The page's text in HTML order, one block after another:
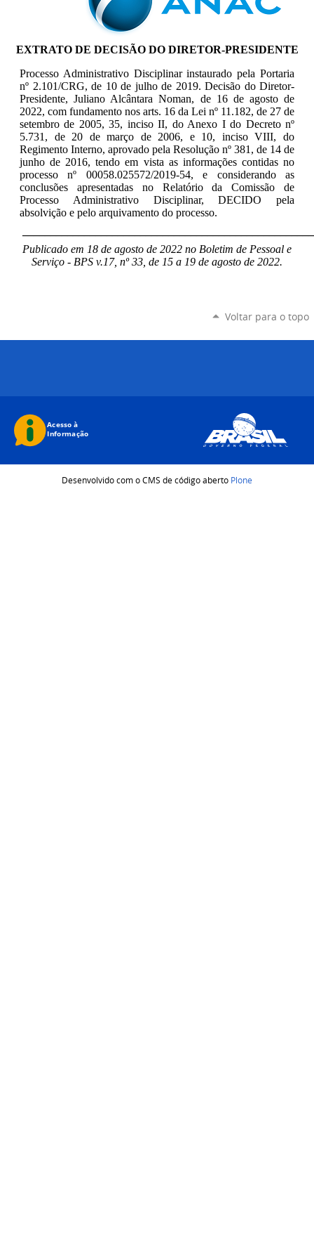
EXTRATO DE DECISÃO DO DIRETOR-PRESIDENTE
Processo Administrativo Disciplinar instaurado pela Portaria
nº 2.101/CRG, de 10 de julho de 2019. Decisão do Diretor-
Presidente, Juliano Alcântara Noman, de 16 de agosto de
2022, com fundamento nos arts. 16 da Lei nº 11.182, de 27 de
setembro de 2005, 35, inciso II, do Anexo I do Decreto nº
5.731, de 20 de março de 2006, e 10, inciso VIII, do
Regimento Interno, aprovado pela Resolução nº 381, de 14 de
junho de 2016, tendo em vista as informações contidas no
processo nº 00058.025572/2019-54, e considerando as
conclusões apresentadas no Relatório da Comissão de
Processo Administrativo Disciplinar, DECIDO pela
absolvição e pelo arquivamento do processo.
Publicado em 18 de agosto de 2022 no Boletim de Pessoal e
Serviço - BPS v.17, nº 33, de 15 a 19 de agosto de 2022.
Voltar para o topo
Desenvolvido com o CMS de código aberto Plone